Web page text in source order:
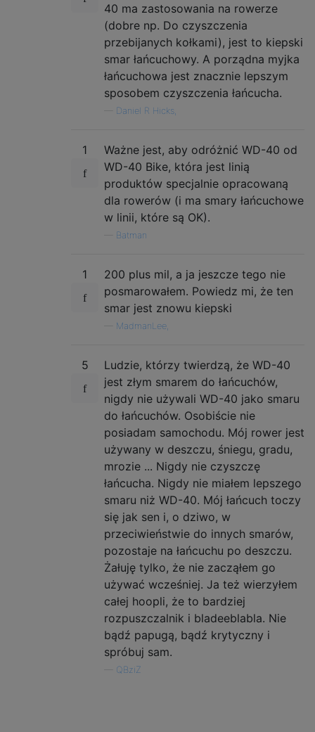
40 ma zastosowania na rowerze
(dobre np. Do czyszczenia
przebijanych kołkami), jest to kiepski
smar łańcuchowy. A porządna myjka
łańcuchowa jest znacznie lepszym
sposobem czyszczenia łańcucha.
Daniel R Hicks,
1
Ważne jest, aby odróżnić WD-40 od ​​
WD-40 Bike, która jest linią
produktów specjalnie opracowaną
dla rowerów (i ma smary łańcuchowe
w linii, które są OK).
Batman
1
200 plus mil, a ja jeszcze tego nie
posmarowałem. Powiedz mi, że ten
smar jest znowu kiepski
MadmanLee,
5
Ludzie, którzy twierdzą, że WD-40
jest złym smarem do łańcuchów,
nigdy nie używali WD-40 jako smaru
do łańcuchów. Osobiście nie
posiadam samochodu. Mój rower jest
używany w deszczu, śniegu, gradu,
mrozie ... Nigdy nie czyszczę
łańcucha. Nigdy nie miałem lepszego
smaru niż WD-40. Mój łańcuch toczy
się jak sen i, o dziwo, w
przeciwieństwie do innych smarów,
pozostaje na łańcuchu po deszczu.
Żałuję tylko, że nie zacząłem go
używać wcześniej. Ja też wierzyłem
całej hoopli, że to bardziej
rozpuszczalnik i bladeeblabla. Nie
bądź papugą, bądź krytyczny i
spróbuj sam.
QBziZ